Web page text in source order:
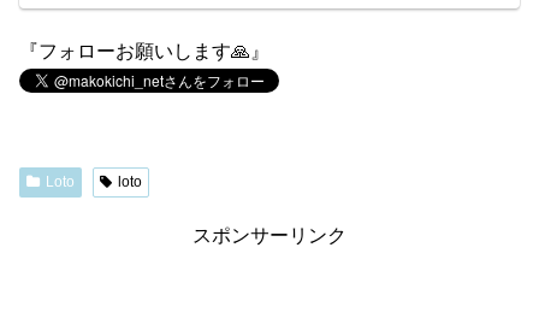
『フォローお願いします🙏』
Loto loto
スポンサーリンク